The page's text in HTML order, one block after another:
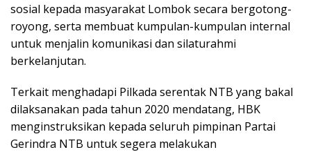
sosial kepada masyarakat Lombok secara bergotong-
royong, serta membuat kumpulan-kumpulan internal
untuk menjalin komunikasi dan silaturahmi
berkelanjutan.
Terkait menghadapi Pilkada serentak NTB yang bakal
dilaksanakan pada tahun 2020 mendatang, HBK
menginstruksikan kepada seluruh pimpinan Partai
Gerindra NTB untuk segera melakukan